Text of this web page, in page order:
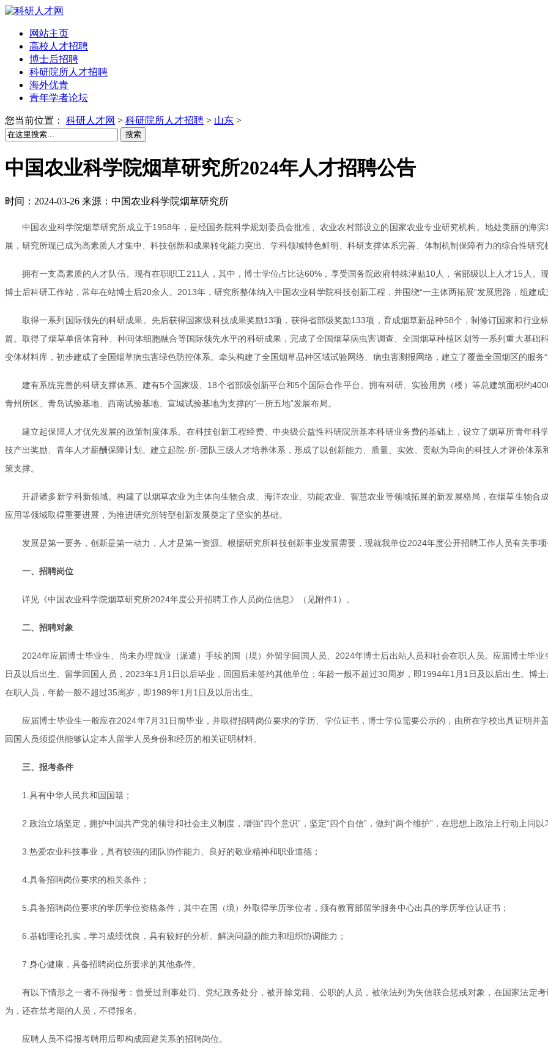
网站主页
高校人才招聘
博士后招聘
科研院所人才招聘
海外优青
青年学者论坛
您当前位置： 科研人才网 > 科研院所人才招聘 > 山东 >
搜索
中国农业科学院烟草研究所2024年人才招聘公告
时间：2024-03-26 来源：中国农业科学院烟草研究所
中国农业科学院烟草研究所成立于1958年，是经国务院科学规划委员会批准、农业农村部设立的国家农业专业研究机构。地处美丽的海
展，研究所现已成为高素质人才集中、科技创新和成果转化能力突出、学科领域特色鲜明、科研支撑体系完善、体制机制保障有力的综合性研究
拥有一支高素质的人才队伍。现有在职职工211人，其中，博士学位占比达60%，享受国务院政府特殊津贴10人，省部级以上人才15人
博士后科研工作站，常年在站博士后20余人。2013年，研究所整体纳入中国农业科学院科技创新工程，并围绕“一主体两拓展”发展思路，组建成
取得一系列国际领先的科研成果。先后获得国家级科技成果奖励13项，获得省部级奖励133项，育成烟草新品种58个，制修订国家和行
篇。取得了烟草单倍体育种、种间体细胞融合等国际领先水平的科研成果，完成了全国烟草病虫害调查、全国烟草种植区划等一系列重大基
变体材料库，初步建成了全国烟草病虫害绿色防控体系。牵头构建了全国烟草品种区域试验网络、病虫害测报网络，建立了覆盖全国烟区的服务“
建有系统完善的科研支撑体系。建有5个国家级、18个省部级创新平台和5个国际合作平台。拥有科研、实验用房（楼）等总建筑面积约
青州所区、青岛试验基地、西南试验基地、宣城试验基地为支撑的“一所五地”发展布局。
建立起保障人才优先发展的政策制度体系。在科技创新工程经费、中央级公益性科研院所基本科研业务费的基础上，设立了烟草所青年
技产出奖励、青年人才薪酬保障计划。建立起院-所-团队三级人才培养体系，形成了以创新能力、质量、实效、贡献为导向的科技人才评价体
策支撑。
开辟诸多新学科新领域。构建了以烟草农业为主体向生物合成、海洋农业、功能农业、智慧农业等领域拓展的新发展格局，在烟草生物
应用等领域取得重要进展，为推进研究所转型创新发展奠定了坚实的基础。
发展是第一要务，创新是第一动力，人才是第一资源。根据研究所科技创新事业发展需要，现就我单位2024年度公开招聘工作人员有关事项
一、招聘岗位
详见《中国农业科学院烟草研究所2024年度公开招聘工作人员岗位信息》（见附件1）。
二、招聘对象
2024年应届博士毕业生、尚未办理就业（派遣）手续的国（境）外留学回国人员、2024年博士后出站人员和社会在职人员。应届博士毕
日及以后出生。留学回国人员，2023年1月1日以后毕业，回国后未签约其他单位；年龄一般不超过30周岁，即1994年1月1日及以后出生。博
在职人员，年龄一般不超过35周岁，即1989年1月1日及以后出生。
应届博士毕业生一般应在2024年7月31日前毕业，并取得招聘岗位要求的学历、学位证书，博士学位需要公示的，由所在学校出具证明
回国人员须提供能够认定本人留学人员身份和经历的相关证明材料。
三、报考条件
1.具有中华人民共和国国籍；
2.政治立场坚定，拥护中国共产党的领导和社会主义制度，增强“四个意识”，坚定“四个自信”，做到“两个维护”，在思想上政治上行动上同
3.热爱农业科技事业，具有较强的团队协作能力、良好的敬业精神和职业道德；
4.具备招聘岗位要求的相关条件；
5.具备招聘岗位要求的学历学位资格条件，其中在国（境）外取得学历学位者，须有教育部留学服务中心出具的学历学位认证书；
6.基础理论扎实，学习成绩优良，具有较好的分析、解决问题的能力和组织协调能力；
7.身心健康，具备招聘岗位所要求的其他条件。
有以下情形之一者不得报考：曾受过刑事处罚、党纪政务处分，被开除党籍、公职的人员，被依法列为失信联合惩戒对象，在国家法定
为，还在禁考期的人员，不得报名。
应聘人员不得报考聘用后即构成回避关系的招聘岗位。